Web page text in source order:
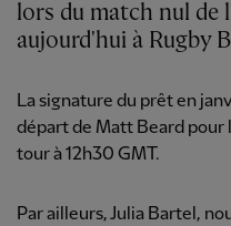
lors du match nul de
aujourd'hui à Rugby
La signature du prêt en
départ de Matt Beard pour
tour à 12h30 GMT.
Par ailleurs, Julia Bartel,